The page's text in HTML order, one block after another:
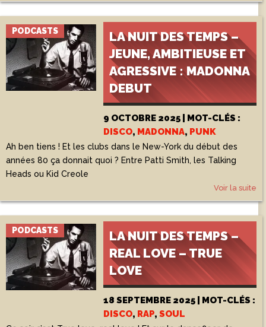
PODCASTS
LA NUIT DES TEMPS –
JEUNE, AMBITIEUSE ET
AGRESSIVE : MADONNA
DEBUT
9 OCTOBRE 2025 | MOT-CLÉS :
DISCO, MADONNA, PUNK
Ah ben tiens ! Et les clubs dans le New-York du début des
années 80 ça donnait quoi ? Entre Patti Smith, les Talking
Heads ou Kid Creole
Voir la suite
PODCASTS
LA NUIT DES TEMPS –
REAL LOVE – TRUE
LOVE
18 SEPTEMBRE 2025 | MOT-CLÉS :
DISCO, RAP,SOUL